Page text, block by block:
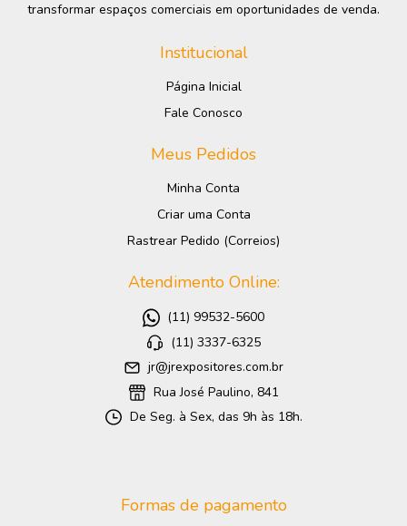
transformar espaços comerciais em oportunidades de venda.
Institucional
Página Inicial
Fale Conosco
Meus Pedidos
Minha Conta
Criar uma Conta
Rastrear Pedido (Correios)
Atendimento Online:
(11) 99532-5600
(11) 3337-6325
jr@jrexpositores.com.br
Rua José Paulino, 841
De Seg. à Sex, das 9h às 18h.
Formas de pagamento